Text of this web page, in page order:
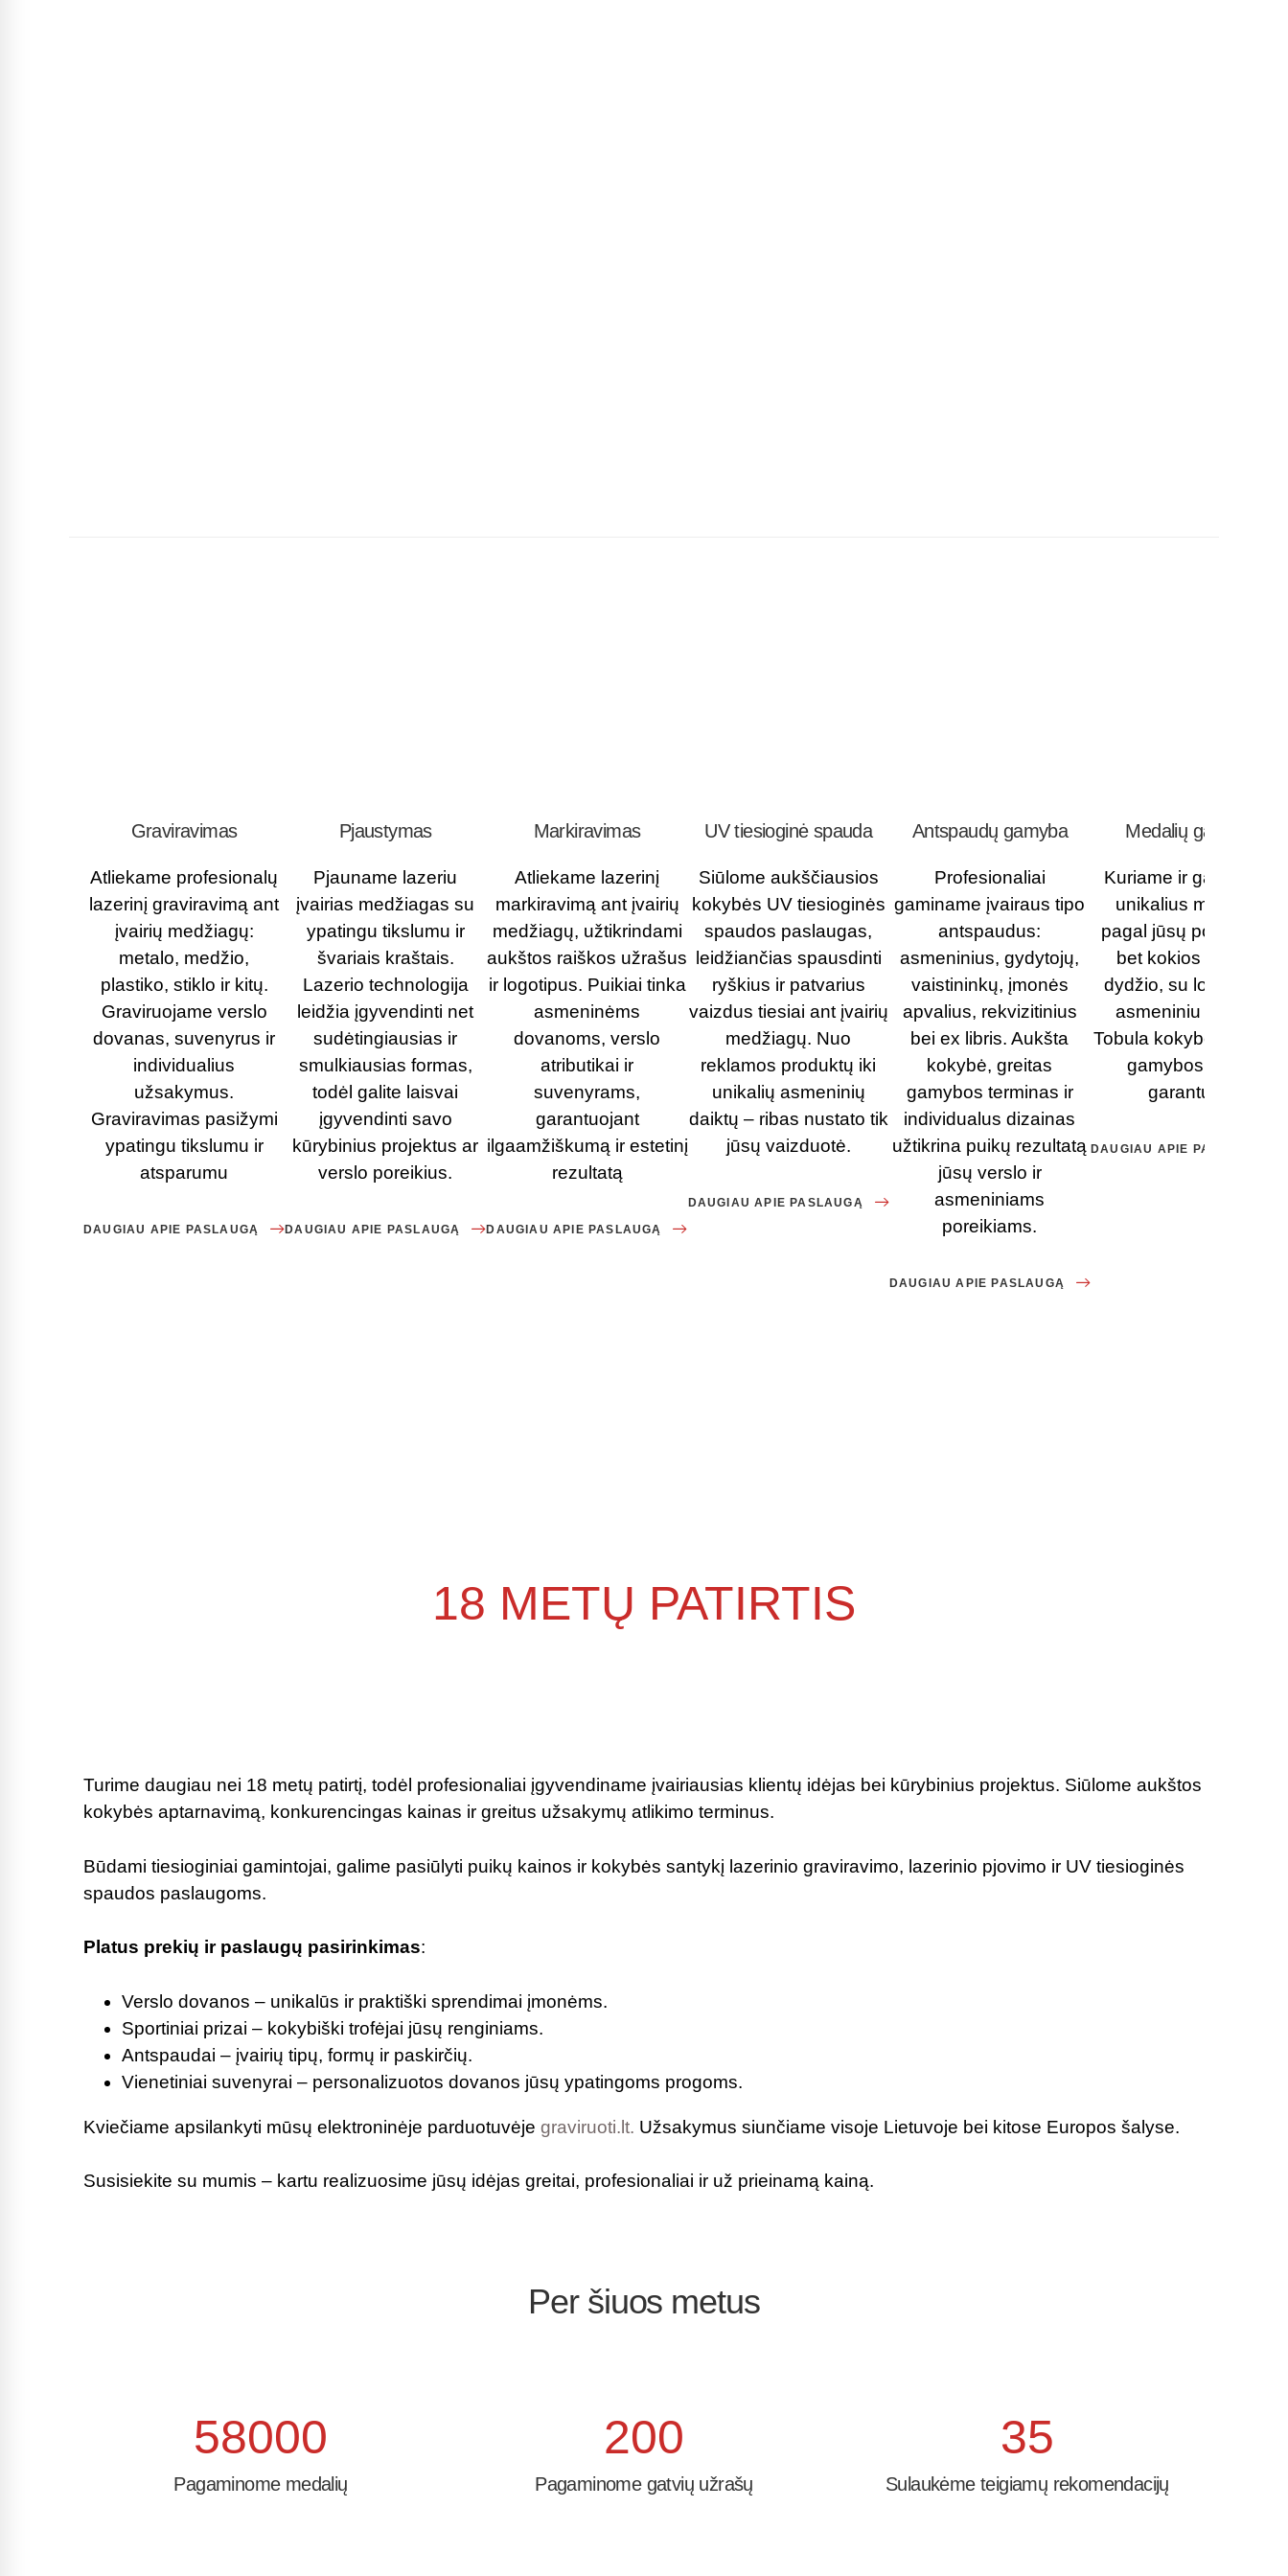
Graviravimas
Atliekame profesionalų
lazerinį graviravimą ant
įvairių medžiagų:
metalo, medžio,
plastiko, stiklo ir kitų.
Graviruojame verslo
dovanas, suvenyrus ir
individualius
užsakymus.
Graviravimas pasižymi
ypatingu tikslumu ir
atsparumu
DAUGIAU APIE PASLAUGĄ
Pjaustymas
Pjauname lazeriu
įvairias medžiagas su
ypatingu tikslumu ir
švariais kraštais.
Lazerio technologija
leidžia įgyvendinti net
sudėtingiausias ir
smulkiausias formas,
todėl galite laisvai
įgyvendinti savo
kūrybinius projektus ar
verslo poreikius.
DAUGIAU APIE PASLAUGĄ
Markiravimas
Atliekame lazerinį
markiravimą ant įvairių
medžiagų, užtikrindami
aukštos raiškos užrašus
ir logotipus. Puikiai tinka
asmeninėms
dovanoms, verslo
atributikai ir
suvenyrams,
garantuojant
ilgaamžiškumą ir estetinį
rezultatą
DAUGIAU APIE PASLAUGĄ
UV tiesioginė spauda
Siūlome aukščiausios
kokybės UV tiesioginės
spaudos paslaugas,
leidžiančias spausdinti
ryškius ir patvarius
vaizdus tiesiai ant įvairių
medžiagų. Nuo
reklamos produktų iki
unikalių asmeninių
daiktų – ribas nustato tik
jūsų vaizduotė.
DAUGIAU APIE PASLAUGĄ
Antspaudų gamyba
Profesionaliai
gaminame įvairaus tipo
antspaudus:
asmeninius, gydytojų,
vaistininkų, įmonės
apvalius, rekvizitinius
bei ex libris. Aukšta
kokybė, greitas
gamybos terminas ir
individualus dizainas
užtikrina puikų rezultatą
jūsų verslo ir
asmeniniams
poreikiams.
DAUGIAU APIE PASLAUGĄ
Medalių gamyba
Kuriame ir gaminame
unikalius medalius
pagal jūsų poreikius –
bet kokios formos,
dydžio, su logotipu ar
asmeniniu užrašu.
Tobula kokybė ir
gamybos laikas
garantuoti.
DAUGIAU APIE PASLAUGĄ
18 METŲ PATIRTIS
Turime daugiau nei 18 metų patirtį, todėl profesionaliai įgyvendiname įvairiausias klientų idėjas bei kūrybinius projektus. Siūlome aukštos
kokybės aptarnavimą, konkurencingas kainas ir greitus užsakymų atlikimo terminus.
Būdami tiesioginiai gamintojai, galime pasiūlyti puikų kainos ir kokybės santykį lazerinio graviravimo, lazerinio pjovimo ir UV tiesioginės
spaudos paslaugoms.
Platus prekių ir paslaugų pasirinkimas:
Verslo dovanos – unikalūs ir praktiški sprendimai įmonėms.
Sportiniai prizai – kokybiški trofėjai jūsų renginiams.
Antspaudai – įvairių tipų, formų ir paskirčių.
Vienetiniai suvenyrai – personalizuotos dovanos jūsų ypatingoms progoms.
Kviečiame apsilankyti mūsų elektroninėje parduotuvėje graviruoti.lt. Užsakymus siunčiame visoje Lietuvoje bei kitose Europos šalyse.
Susisiekite su mumis – kartu realizuosime jūsų idėjas greitai, profesionaliai ir už prieinamą kainą.
Per šiuos metus
58000
Pagaminome medalių
200
Pagaminome gatvių užrašų
35
Sulaukėme teigiamų rekomendacijų